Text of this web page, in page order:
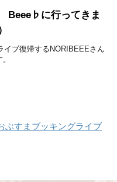
Beee♭に行ってきま
イブ復帰するNORIBEEEさん
ぶすまブッキングライブ